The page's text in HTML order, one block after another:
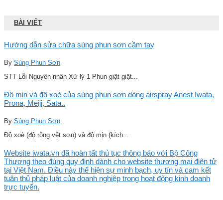
BÀI VIẾT
Hướng dẫn sửa chữa súng phun sơn cầm tay
By Súng Phun Sơn
STT Lỗi Nguyên nhân Xử lý 1 Phun giật giật...
Độ mịn và độ xoè của súng phun sơn dòng airspray Anest Iwata,
Prona, Meiji, Sata..
By Súng Phun Sơn
Độ xoè (độ rộng vệt sơn) và độ mịn (kích...
Website iwata.vn đã hoàn tất thủ tục thông báo với Bộ Công
Thương theo đúng quy định dành cho website thương mại điện tử
tại Việt Nam. Điều này thể hiện sự minh bạch, uy tín và cam kết
tuân thủ pháp luật của doanh nghiệp trong hoạt động kinh doanh
trực tuyến.